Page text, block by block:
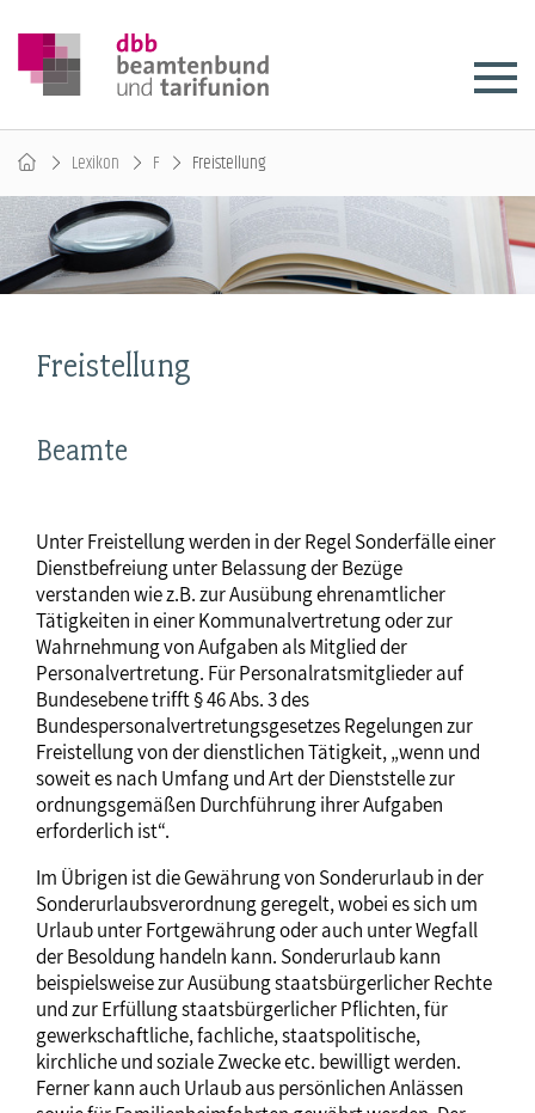
Lexikon F Freistellung
Freistellung
Beamte
Unter Freistellung werden in der Regel Sonderfälle einer
Dienstbefreiung unter Belassung der Bezüge
verstanden wie z.B. zur Ausübung ehrenamtlicher
Tätigkeiten in einer Kommunalvertretung oder zur
Wahrnehmung von Aufgaben als Mitglied der
Personalvertretung. Für Personalratsmitglieder auf
Bundesebene trifft § 46 Abs. 3 des
Bundespersonalvertretungsgesetzes Regelungen zur
Freistellung von der dienstlichen Tätigkeit, „wenn und
soweit es nach Umfang und Art der Dienststelle zur
ordnungsgemäßen Durchführung ihrer Aufgaben
erforderlich ist“.
Im Übrigen ist die Gewährung von Sonderurlaub in der
Sonderurlaubsverordnung geregelt, wobei es sich um
Urlaub unter Fortgewährung oder auch unter Wegfall
der Besoldung handeln kann. Sonderurlaub kann
beispielsweise zur Ausübung staatsbürgerlicher Rechte
und zur Erfüllung staatsbürgerlicher Pflichten, für
gewerkschaftliche, fachliche, staatspolitische,
kirchliche und soziale Zwecke etc. bewilligt werden.
Ferner kann auch Urlaub aus persönlichen Anlässen